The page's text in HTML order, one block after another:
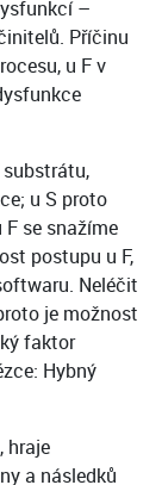
–
Příčinu
u F v
u S proto
se snažíme
postupu u F,
Neléčit
je možnost
faktor
Hybný
hraje
a následků